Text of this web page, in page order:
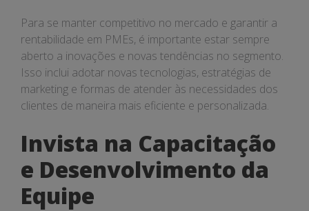
Para se manter competitivo no mercado e garantir a
rentabilidade em PMEs, é importante estar sempre
aberto a inovações e novas tendências no segmento.
Isso inclui adotar novas tecnologias, estratégias de
marketing e formas de atender às necessidades dos
clientes de maneira mais eficiente e personalizada.
Invista na Capacitação
e Desenvolvimento da
Equipe